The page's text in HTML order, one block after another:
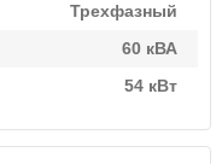
Трехфазный
60 кВА
54 кВт